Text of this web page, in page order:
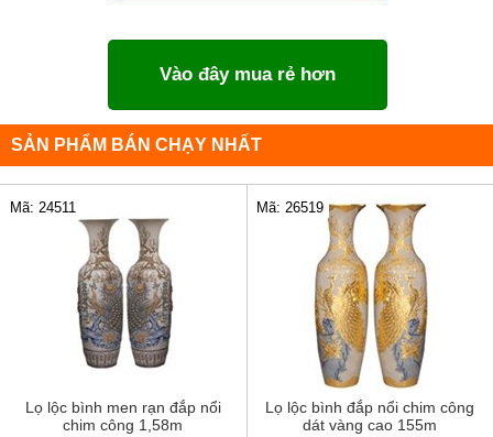
Vào đây mua rẻ hơn
SẢN PHẨM BÁN CHẠY NHẤT
Lọ lộc bình men rạn đắp nổi
chim công 1,58m
Mã: 24511
Lọ lộc bình đắp nổi chim công
dát vàng cao 155m
Mã: 26519